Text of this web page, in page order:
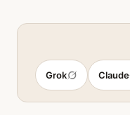
Claude
Grok